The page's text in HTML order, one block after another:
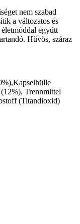
nem szabad
a változatos és
együtt
Hűvös, száraz
Trennmittel
(Titandioxid)